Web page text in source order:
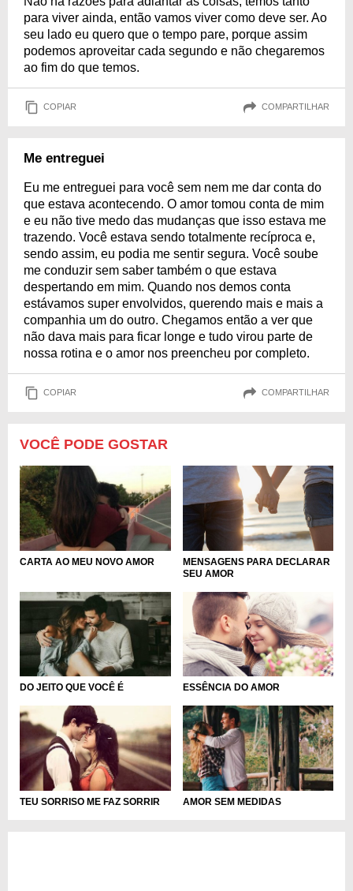
para viver ainda, então vamos viver como deve ser. Ao
seu lado eu quero que o tempo pare, porque assim
podemos aproveitar cada segundo e não chegaremos
ao fim do que temos.
COPIAR COMPARTILHAR
Me entreguei
Eu me entreguei para você sem nem me dar conta do
que estava acontecendo. O amor tomou conta de mim
e eu não tive medo das mudanças que isso estava me
trazendo. Você estava sendo totalmente recíproca e,
sendo assim, eu podia me sentir segura. Você soube
me conduzir sem saber também o que estava
despertando em mim. Quando nos demos conta
estávamos super envolvidos, querendo mais e mais a
companhia um do outro. Chegamos então a ver que
não dava mais para ficar longe e tudo virou parte de
nossa rotina e o amor nos preencheu por completo.
COPIAR COMPARTILHAR
VOCÊ PODE GOSTAR
CARTA AO MEU NOVO AMOR
MENSAGENS PARA DECLARAR
SEU AMOR
DO JEITO QUE VOCÊ É ESSÊNCIA DO AMOR
TEU SORRISO ME FAZ SORRIR AMOR SEM MEDIDAS